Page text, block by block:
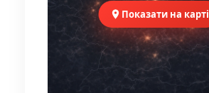
Показати на карті